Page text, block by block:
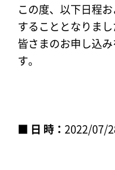
この度、以下日程
することとなりまし
皆さまのお申し込
す。
■ 日 時： 2022/07/